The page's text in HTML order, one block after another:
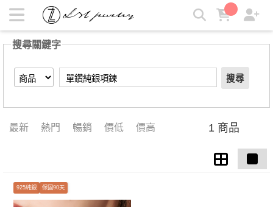
【單鑽純銀項鍊】搜尋結果 | LZL Jewelry 輕珠寶飾品
搜尋關鍵字
搜尋
最新 熱門 暢銷 價低 價高 1 商品
925純銀 保固90天